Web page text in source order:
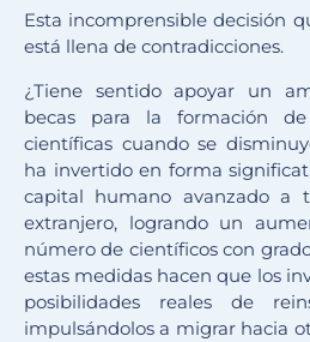
Esta incomprensible decisión
está llena de contradicciones.
¿Tiene sentido apoyar un
becas para la formación de
científicas cuando se
ha invertido en forma
capital humano avanzado a
extranjero, logrando un
número de científicos con
estas medidas hacen que los
posibilidades reales de
impulsándolos a migrar hacia